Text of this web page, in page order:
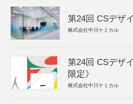
第24回 CSデザ
株式会社中川ケミカル
第24回 CSデザ
限定》
株式会社中川ケミカル